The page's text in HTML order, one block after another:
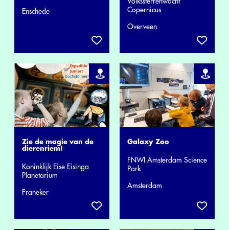
Enschede
Copernicus
Overveen
Zie de magie van de
dierenriem!
Koninklijk Eise Eisinga
Planetarium
Franeker
Galaxy Zoo
FNWI Amsterdam Science
Park
Amsterdam